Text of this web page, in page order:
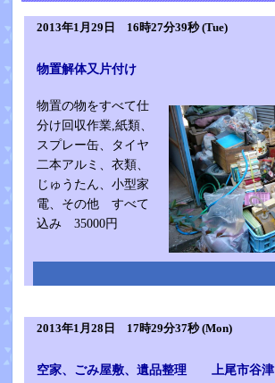
2013年1月29日 16時27分39秒 (Tue)
物置解体又片付け
物置の物をすべて仕
分け回収作業,紙類、
スプレー缶、タイヤ
二本アルミ、衣類、
じゅうたん、小型家
電、その他 すべて
込み 35000円
2013年1月28日 17時29分37秒 (Mon)
空家、ごみ屋敷、遺品整理 上尾市谷津